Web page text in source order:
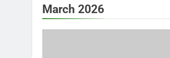
March 2026